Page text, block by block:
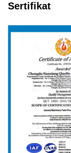
Sertifikat